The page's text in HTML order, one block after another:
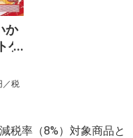
か
ケ
〉
／税
税率（8%）対象商品と